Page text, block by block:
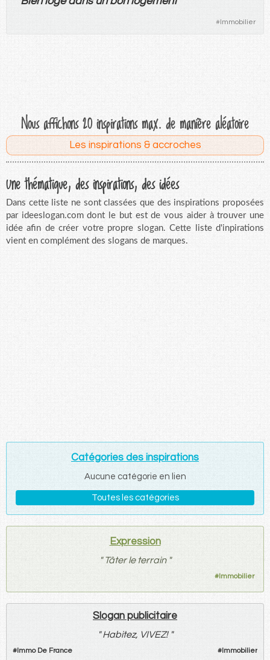
#Immobilier
Nous affichons 20 inspirations max. de manière aléatoire
Les inspirations & accroches
Une thématique, des inspirations, des idées
Dans cette liste ne sont classées que des inspirations proposées
par ideeslogan.com dont le but est de vous aider à trouver une
idée afin de créer votre propre slogan. Cette liste d'inpirations
vient en complément des slogans de marques.
Catégories des inspirations
Aucune catégorie en lien
Toutes les catégories
Expression
" Tâter le terrain "
#Immobilier
Slogan publicitaire
" Habitez, VIVEZ! "
#Immo De France #Immobilier